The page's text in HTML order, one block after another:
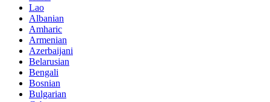
Lao
Albanian
Amharic
Armenian
Azerbaijani
Belarusian
Bengali
Bosnian
Bulgarian